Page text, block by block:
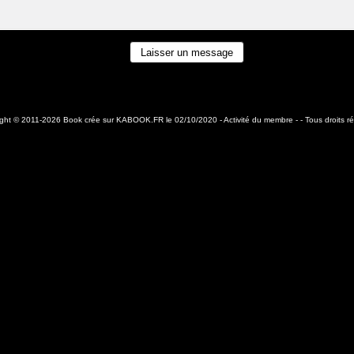
© 2011-2026 Book crée surKABOOK.FR le 02/10/2020 -Activité du membre - - Tous droits